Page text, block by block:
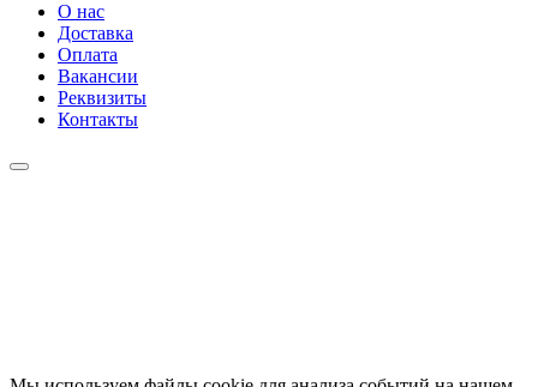
О нас
Доставка
Оплата
Вакансии
Реквизиты
Контакты